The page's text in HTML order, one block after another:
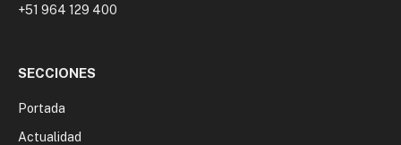
+51 964 129 400
SECCIONES
Portada
Actualidad